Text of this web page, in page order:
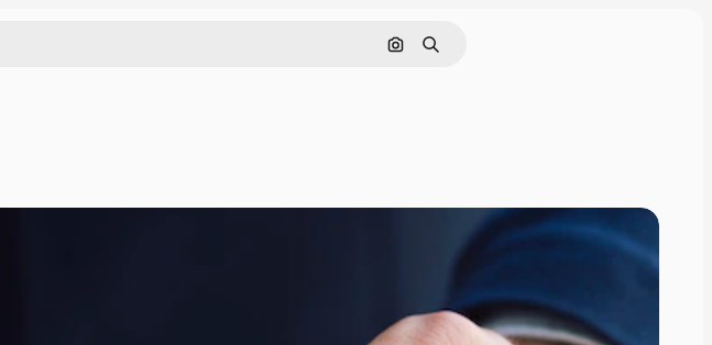
Nach Bild suchen
Suchen